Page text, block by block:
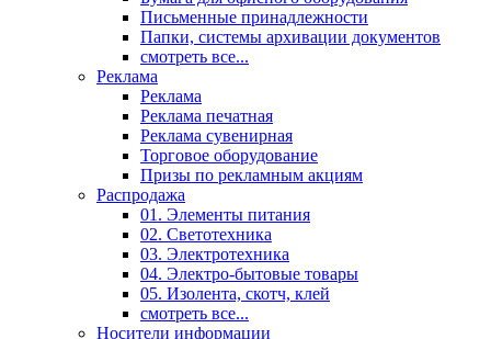
Письменные принадлежности
Папки, системы архивации документов
смотреть все...
Реклама
Реклама
Реклама печатная
Реклама сувенирная
Торговое оборудование
Призы по рекламным акциям
Распродажа
01. Элементы питания
02. Светотехника
03. Электротехника
04. Электро-бытовые товары
05. Изолента, скотч, клей
смотреть все...
Носители информации